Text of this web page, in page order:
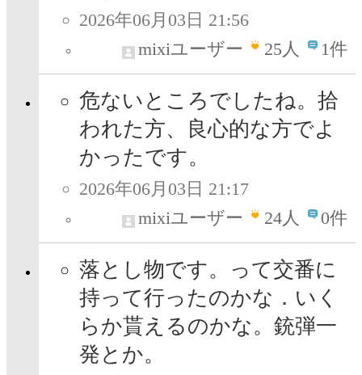
2026年06月03日 21:56
mixiユーザー
25人 1件
危ないところでしたね。拾
われた方、良心的な方でよ
かったです。
2026年06月03日 21:17
mixiユーザー
24人 0件
落とし物です。って交番に
持って行ったのかな．いく
らか貰えるのかな。銃弾一
発とか。